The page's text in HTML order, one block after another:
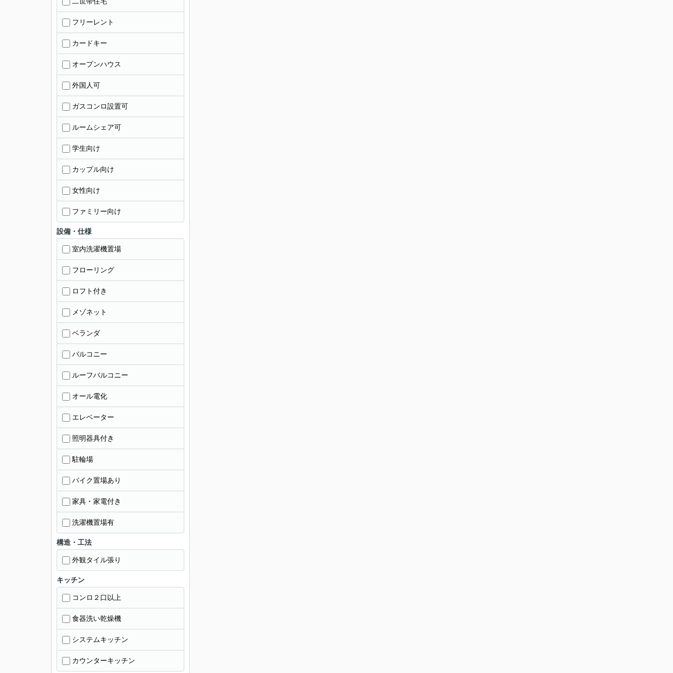
フリーレント
カードキー
オープンハウス
外国人可
ガスコンロ設置可
ルームシェア可
学生向け
カップル向け
女性向け
ファミリー向け
設備・仕様
室内洗濯機置場
フローリング
ロフト付き
メゾネット
ベランダ
バルコニー
ルーフバルコニー
オール電化
エレベーター
照明器具付き
駐輪場
バイク置場あり
家具・家電付き
洗濯機置場有
構造・工法
外観タイル張り
キッチン
コンロ２口以上
食器洗い乾燥機
システムキッチン
カウンターキッチン